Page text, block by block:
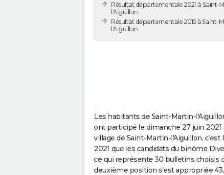
Résultat départementale 2021 à Saint-
l'Aiguillon
Résultat départementale 2015 à Saint-
l'Aiguillon
Les habitants de Saint-Martin-
ont participé le dimanche 27 juin
village de Saint-Martin-l'Aiguillon,
2021 que les candidats du binôme
ce qui représente 30 bulletins choisis
deuxième position s'est appropriée